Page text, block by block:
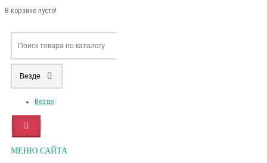
В корзине пусто!
Везде
Везде
МЕНЮ САЙТА